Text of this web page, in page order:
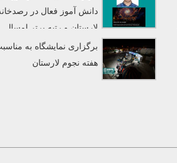
دانش آموز فعال در
لارستان و رتبه برتر امسال
مسابقات پردازش تصاویر ناسا
برگزاری نمایشگاه به
هفته نجوم لارستان